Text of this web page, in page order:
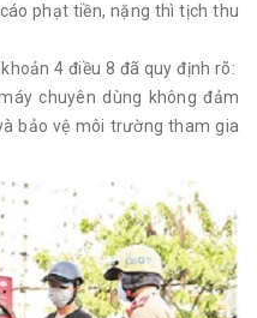
phạt tiền, nặng thì tịch thu
4 điều 8 đã quy định rõ:
chuyên dùng không đảm
bảo vệ môi trường tham gia